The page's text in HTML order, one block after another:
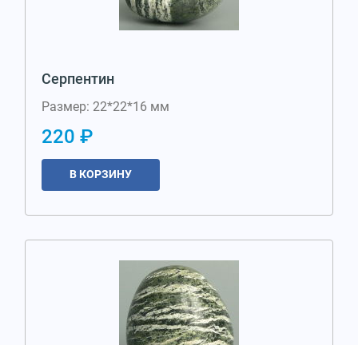
Серпентин
Размер: 22*22*16 мм
220 ₽
В КОРЗИНУ